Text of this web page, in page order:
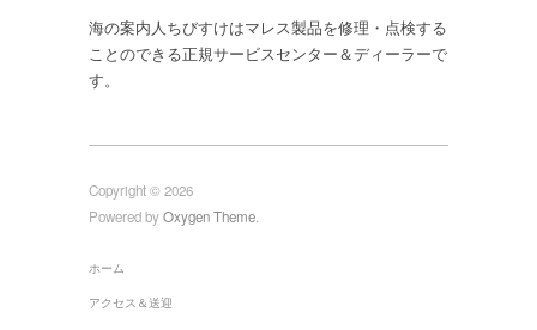
海の案内人ちびすけはマレス製品を修理・点検する
ことのできる正規サービスセンター＆ディーラーで
す。
Copyright © 2026
Powered byOxygen Theme
ホーム
アクセス＆送迎